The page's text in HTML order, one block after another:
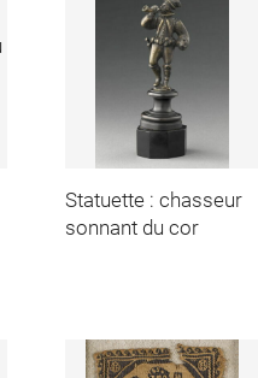
Statuette : chasseur
sonnant du cor